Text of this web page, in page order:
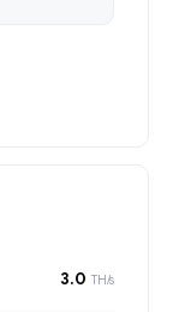
3.0 TH/s